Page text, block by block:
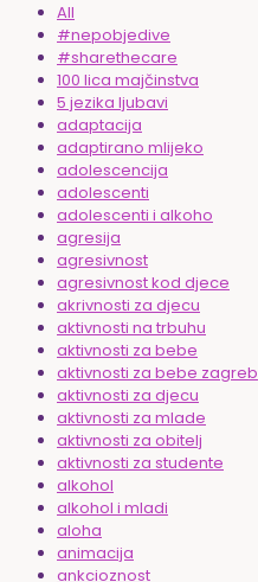
All
#nepobjedive
#sharethecare
100 lica majčinstva
5 jezika ljubavi
adaptacija
adaptirano mlijeko
adolescencija
adolescenti
adolescenti i alkoho
agresija
agresivnost
agresivnost kod djece
akrivnosti za djecu
aktivnosti na trbuhu
aktivnosti za bebe
aktivnosti za bebe zagreb
aktivnosti za djecu
aktivnosti za mlade
aktivnosti za obitelj
aktivnosti za studente
alkohol
alkohol i mladi
aloha
animacija
ankcioznost